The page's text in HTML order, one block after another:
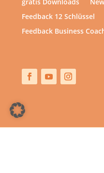
gratis Downloads
Feedback 12 Schlüssel
Feedback Business